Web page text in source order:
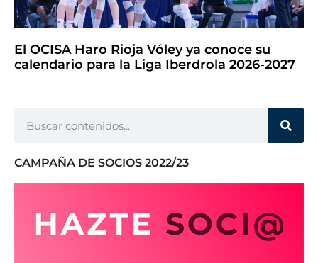
El OCISA Haro Rioja Vóley ya conoce su
calendario para la Liga Iberdrola 2026-2027
CAMPAÑA DE SOCIOS 2022/23